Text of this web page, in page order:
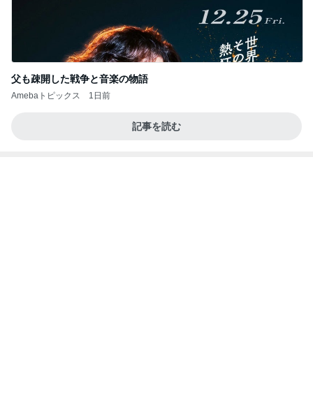
父も疎開した戦争と音楽の物語
Amebaトピックス 1日前
記事を読む